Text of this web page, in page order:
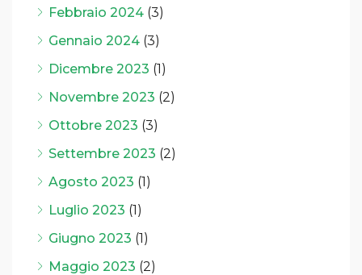
Febbraio 2024 (3)
Gennaio 2024 (3)
Dicembre 2023 (1)
Novembre 2023 (2)
Ottobre 2023 (3)
Settembre 2023 (2)
Agosto 2023 (1)
Luglio 2023 (1)
Giugno 2023 (1)
Maggio 2023 (2)